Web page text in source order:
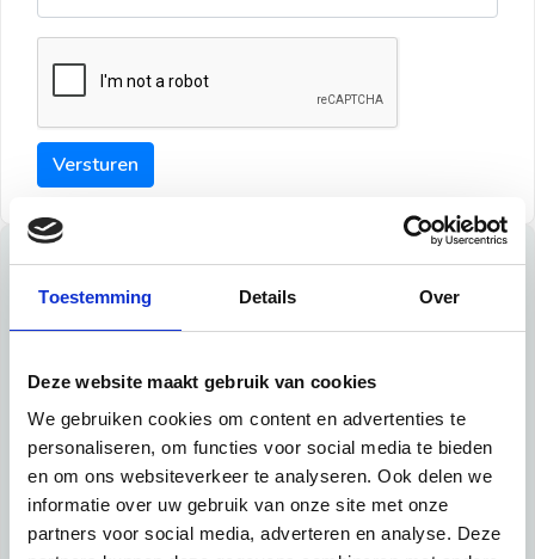
Toestemming Details Over
Deze website maakt gebruik van cookies
We gebruiken cookies om content en advertenties te
personaliseren, om functies voor social media te bieden
en om ons websiteverkeer te analyseren. Ook delen we
informatie over uw gebruik van onze site met onze
partners voor social media, adverteren en analyse. Deze
Versturen
Tips
Tip 1:
Schrijf een duidelijke introductie en geef de volgende
informatie mee:
Ben je student, werkachtig of werkzoekend